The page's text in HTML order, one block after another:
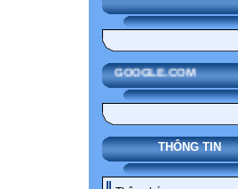
GOOGLE.COM
THÔNG TIN